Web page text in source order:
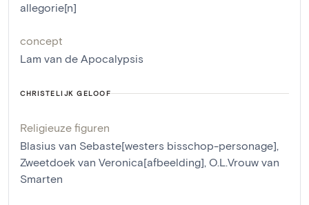
allegorie[n]
concept
Lam van de Apocalypsis
CHRISTELIJK GELOOF
Religieuze figuren
Blasius van Sebaste[westers bisschop-personage],
Zweetdoek van Veronica[afbeelding], O.L.Vrouw van
Smarten